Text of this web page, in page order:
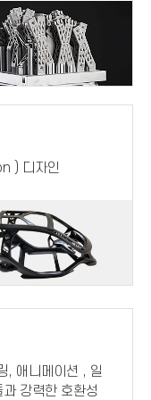
) 디자인
, 애니메이션 , 일
강력한 호환성